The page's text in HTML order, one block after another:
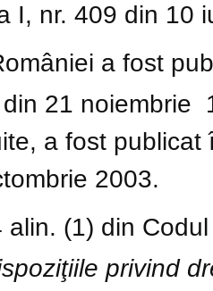
I, nr. 409 din 10
a fost
21 noiembrie
a fost
2003.
alin. (1) din Codul
privind